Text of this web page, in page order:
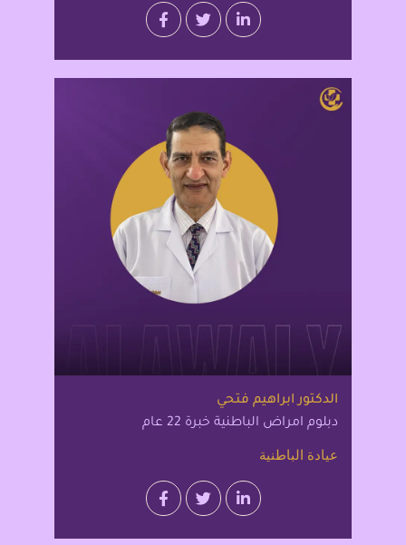
الدكتور ابراهيم فتحي
دبلوم امراض الباطنية خبرة 22 عام
عيادة الباطنية